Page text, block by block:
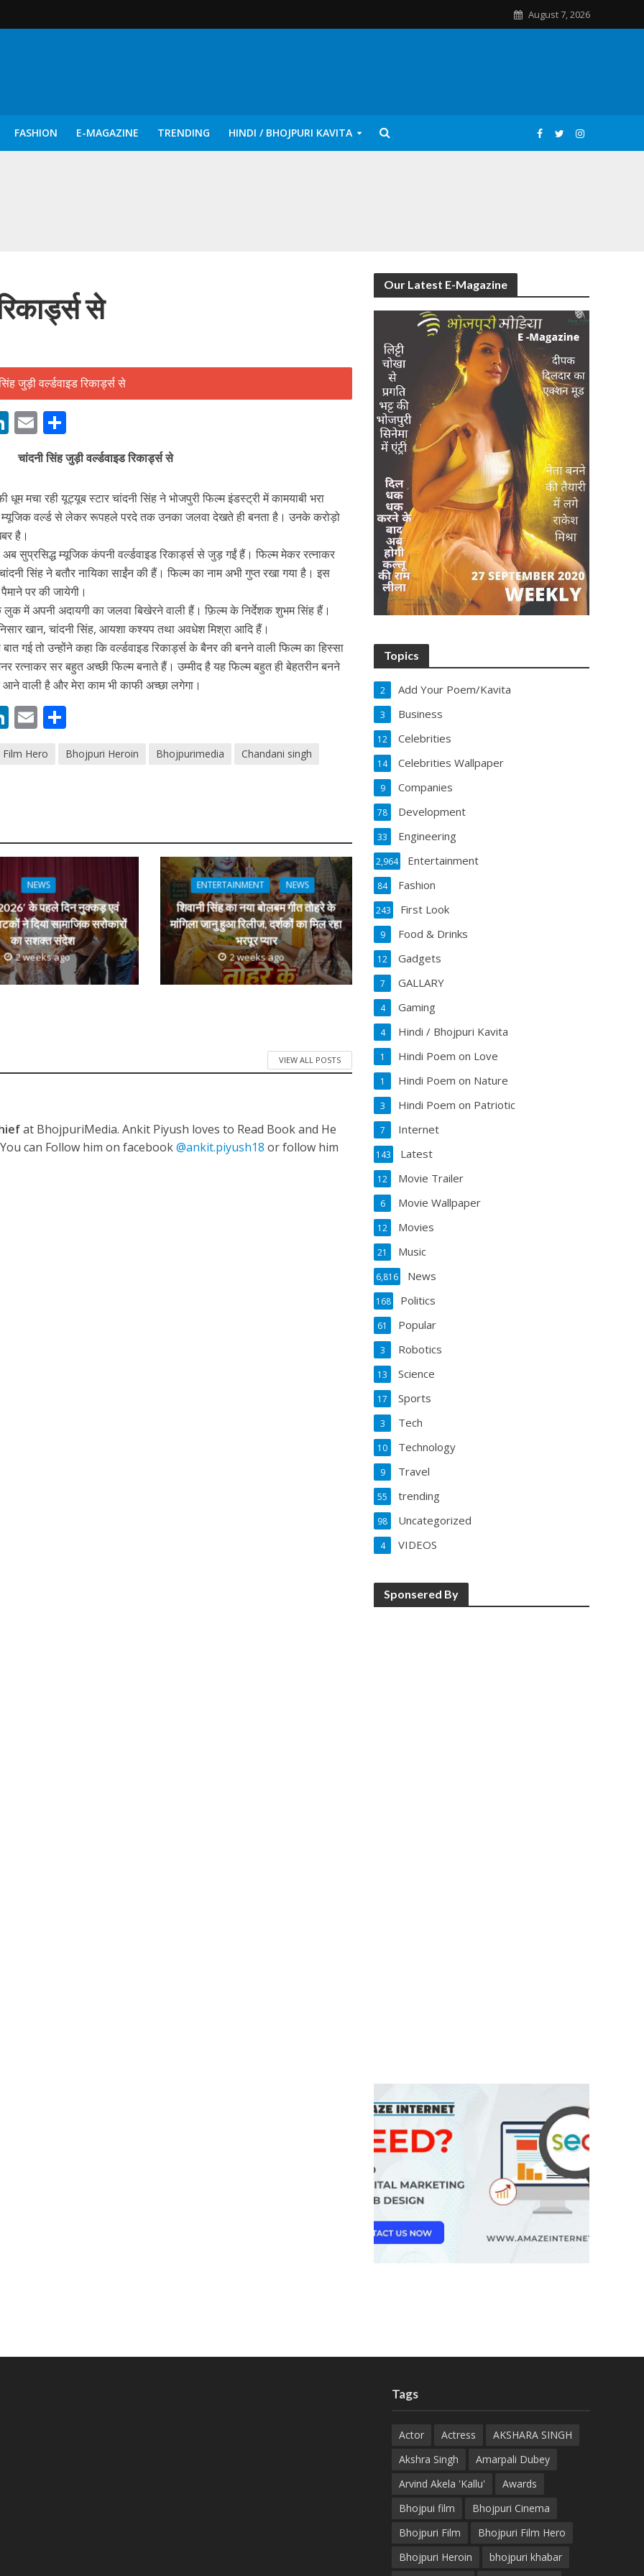
August 7, 2026
FASHION E-MAGAZINE TRENDING HINDI / BHOJPURI KAVITA
गीत तोहरे के मांगिला जानु हुआ रिलीज, दर्शकों का मिल रहा भरपूर प्यार
का नया धमाकेदार गाना जल्द, दुबई की खूबसूरत लोकेशन्स पर हो रही है शूटिंग
हुआ भोजपुरी गीत जिंदगी जियल छोड़ देहब, दर्शकों का मिल रहा भरपूर प्यार
के साथ 25 वर्षों का सफर, अब ‘ओम गोल्डन फ्यूचर मूवीज़’ के साथ नई पारी शुरू करेंगे प्रेमचंद्र झा
से
Li
k
e
dI
n
E
m
ai
l
h
ar
e
चांदनी सिंह जुड़ी वर्ल्डवाइड रिकार्ड्स से
मचा रही यूट्यूब स्टार चांदनी सिंह ने भोजपुरी फिल्म इंडस्ट्री में कामयाबी भरा
वर्ल्ड से लेकर रूपहले परदे तक उनका जलवा देखते ही बनता है। उनके करोड़ो
है।
सुप्रसिद्ध म्यूजिक कंपनी वर्ल्डवाइड रिकार्ड्स से जुड़ गईं हैं। फिल्म मेकर रत्नाकर
सिंह ने बतौर नायिका साईंन की हैं। फिल्म का नाम अभी गुप्त रखा गया है। इस
पर की जायेगी।
में अपनी अदायगी का जलवा बिखेरने वाली हैं। फ़िल्म के निर्देशक शुभम सिंह हैं।
खान, चांदनी सिंह, आयशा कश्यप तथा अवधेश मिश्रा आदि हैं।
गई तो उन्होंने कहा कि वर्ल्डवाइड रिकार्ड्स के बैनर की बनने वाली फिल्म का हिस्सा
सर बहुत अच्छी फिल्म बनाते हैं। उम्मीद है यह फिल्म बहुत ही बेहतरीन बनने
वाली है और मेरा काम भी काफी अच्छा लगेगा।
Li
k
E
ai ar
Hero Bhojpuri Heroin Bhojpurimedia
Chandani singh
NEWS
के पहले दिन नुक्कड़ एवं
ने दिया सामाजिक सरोकारों
का सशक्त संदेश
2 weeks ago
ENTERTAINMENT NEWS
शिवानी सिंह का नया बोलबम गीत तोहरे के
मांगिला जानु हुआ रिलीज, दर्शकों का मिल रहा
भरपूर प्यार
2 weeks ago
VIEW ALL POSTS
at BhojpuriMedia. Ankit Piyush loves to Read Book and He
can Follow him on facebook@ankit.piyush18 or follow him
Our Latest E-Magazine
Topics
Add Your Poem/Kavita
2
Business
3
Celebrities
12
Celebrities Wallpaper
14
Companies
9
Development
78
Engineering
33
Entertainment
2,964
Fashion
84
First Look
243
Food & Drinks
9
Gadgets
12
GALLARY
7
Gaming
4
Hindi / Bhojpuri Kavita
4
Hindi Poem on Love
1
Hindi Poem on Nature
1
Hindi Poem on Patriotic
3
Internet
7
Latest
143
Movie Trailer
12
Movie Wallpaper
6
Movies
12
Music
21
News
6,816
Politics
168
Popular
61
Robotics
3
Science
13
Sports
17
Tech
3
Technology
10
Travel
9
trending
55
Uncategorized
98
VIDEOS
4
Sponsered By
Tags
Actor Actress
AKSHARA SINGH
Akshra Singh
Amarpali Dubey
Arvind Akela 'Kallu'
Awards
Bhojpui film
Bhojpuri Cinema
Bhojpuri Film
Bhojpuri Film Hero
Bhojpuri Heroin
bhojpuri khabar